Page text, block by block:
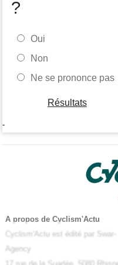
?
Oui
Non
Ne se prononce pas
Résultats
-
A propos de Cyclism'Actu
Cyclism'Actu est édité par Swar-
Agency